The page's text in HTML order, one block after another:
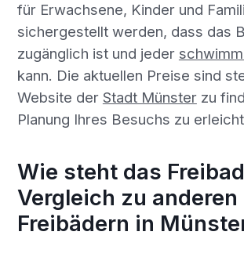
für Erwachsene, Kinder und
sichergestellt werden, dass das
zugänglich ist und jeder
kann. Die aktuellen Preise sind
Website der Stadt Münsterzu
Planung Ihres Besuchs zu
Wie steht das
Vergleich zu anderen
Freibädern in